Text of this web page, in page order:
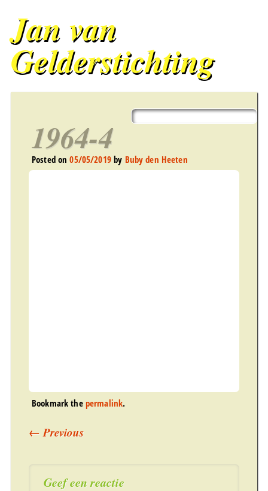
Jan van
Gelderstichting
1964-4
Posted on05/05/2019 by Buby den Heeten
Bookmark the permalink.
Post navigation
←Previous
Geef een reactie